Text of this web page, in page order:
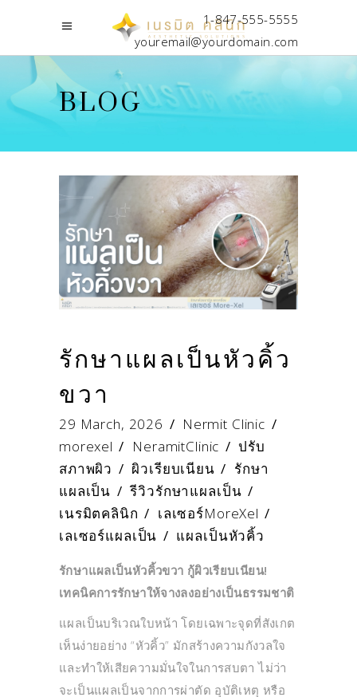
1-847-555-5555
youremail@yourdomain.com
BLOG
รักษาแผลเป็นหัวคิ้ว
ขวา
29 March, 2026
Nermit Clinic
morexel / NeramitClinic /ปรับ
สภาพผิว /ผิวเรียบเนียน / รักษา
แผลเป็น /รีวิวรักษาแผลเป็น /
เนรมิตคลินิก / เลเซอร์MoreXel /
เลเซอร์แผลเป็น / แผลเป็นหัวคิ้ว
รักษาแผลเป็นหัวคิ้วขวา กู้ผิวเรียบเนียน!
เทคนิคการรักษาให้จางลงอย่างเป็นธรรมชาติ
แผลเป็นบริเวณใบหน้า โดยเฉพาะจุดที่สังเกต
เห็นง่ายอย่าง “หัวคิ้ว” มักสร้างความกังวลใจ
และทำให้เสียความมั่นใจในการสบตา ไม่ว่า
จะเป็นแผลเป็นจากการผ่าตัด อุบัติเหตุ หรือ